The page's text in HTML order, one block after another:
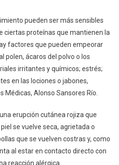
pueden ser más sensibles
ciertas proteínas que mantienen la
factores que pueden empeorar
polen, ácaros del polvo o los
irritantes y químicos; estrés;
en las lociones o jabones,
Médicas, Alonso Sansores Río.
erupción cutánea rojiza que
se vuelve seca, agrietada o
que se vuelven costras y, como
al estar en contacto directo con
reacción alérgica.